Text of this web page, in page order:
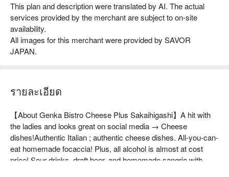
This plan and description were translated by AI. The actual
services provided by the merchant are subject to on-site
availability.
All images for this merchant were provided by SAVOR
JAPAN.
รายละเอียด
【About Genka Bistro Cheese Plus Sakaihigashi】A hit with
the ladies and looks great on social media → Cheese
dishes!Authentic Italian ; authentic cheese dishes. All-you-can-
eat homemade focaccia! Plus, all alcohol is almost at cost
price! Sour drinks, draft beer, and homemade sangria with